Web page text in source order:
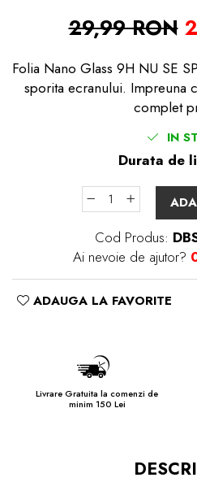
29,99 RON
Folia Nano Glass 9H NU SE
sporita ecranului. Impreuna
complet
IN
Durata de
Cod Produs:
Ai nevoie de ajutor?
ADAUGA LA FAVORITE
Livrare Gratuita la comenzi de
minim 150 Lei